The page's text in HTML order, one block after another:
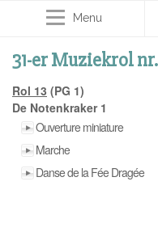
Menu
31-er Muziekrol
Rol 13 (PG 1)
De Notenkraker 1
Ouverture miniature
Marche
Danse de la Fée Dragée